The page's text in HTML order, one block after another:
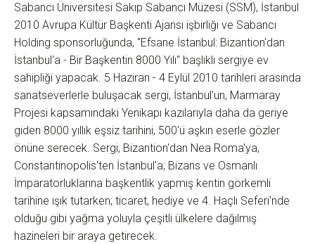
Sabancı Üniversitesi Sakıp Sabancı Müzesi (SSM), İstanbul
2010 Avrupa Kültür Başkenti Ajansı işbirliği ve Sabancı
Holding sponsorluğunda, "Efsane İstanbul: Bizantion'dan
İstanbul'a - Bir Başkentin 8000 Yılı" başlıklı sergiye ev
sahipliği yapacak. 5 Haziran - 4 Eylül 2010 tarihleri arasında
sanatseverlerle buluşacak sergi, İstanbul'un, Marmaray
Projesi kapsamındaki Yenikapı kazılarıyla daha da geriye
giden 8000 yıllık eşsiz tarihini, 500'ü aşkın eserle gözler
önüne serecek. Sergi, Bizantion'dan Nea Roma'ya,
Constantinopolis'ten İstanbul'a; Bizans ve Osmanlı
İmparatorluklarına başkentlik yapmış kentin görkemli
tarihine ışık tutarken; ticaret, hediye ve 4. Haçlı Seferi'nde
olduğu gibi yağma yoluyla çeşitli ülkelere dağılmış
hazineleri bir araya getirecek.